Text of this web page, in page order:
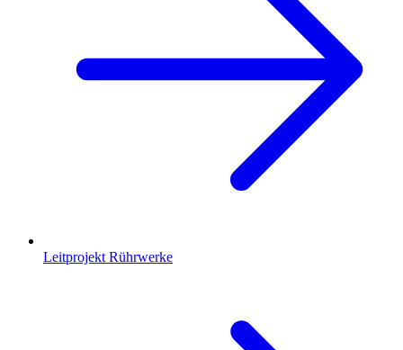
Leitprojekt Rührwerke